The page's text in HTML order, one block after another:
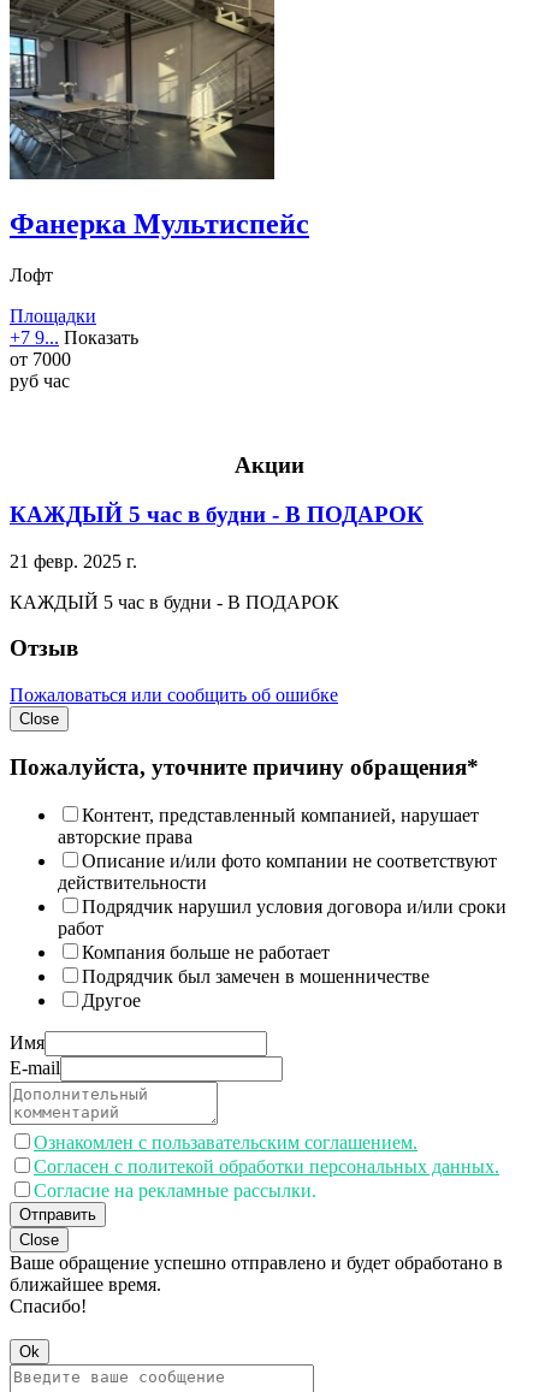
Фанерка Мультиспейс
Лофт
Площадки
+7 9... Показать
от 7000
руб час
Акции
КАЖДЫЙ 5 час в будни - В ПОДАРОК
21 февр. 2025 г.
КАЖДЫЙ 5 час в будни - В ПОДАРОК
Отзыв
Пожаловаться или сообщить об ошибке
Close
Пожалуйста, уточните причину обращения*
Контент, представленный компанией, нарушает
авторские права
Описание и/или фото компании не соответствуют
действительности
Подрядчик нарушил условия договора и/или сроки
работ
Компания больше не работает
Подрядчик был замечен в мошенничестве
Другое
Имя
E-mail
Ознакомлен с пользавательским соглашением.
Согласен с политекой обработки персональных данных.
Согласие на рекламные рассылки.
Отправить
Close
Ваше обращение успешно отправлено и будет обработано в
ближайшее время.
Спасибо!
Ok